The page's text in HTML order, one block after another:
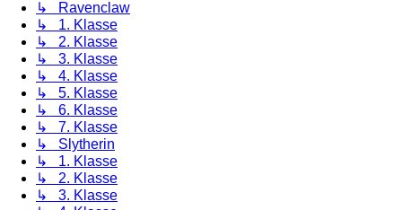
↳ Ravenclaw
↳ 1. Klasse
↳ 2. Klasse
↳ 3. Klasse
↳ 4. Klasse
↳ 5. Klasse
↳ 6. Klasse
↳ 7. Klasse
↳ Slytherin
↳ 1. Klasse
↳ 2. Klasse
↳ 3. Klasse